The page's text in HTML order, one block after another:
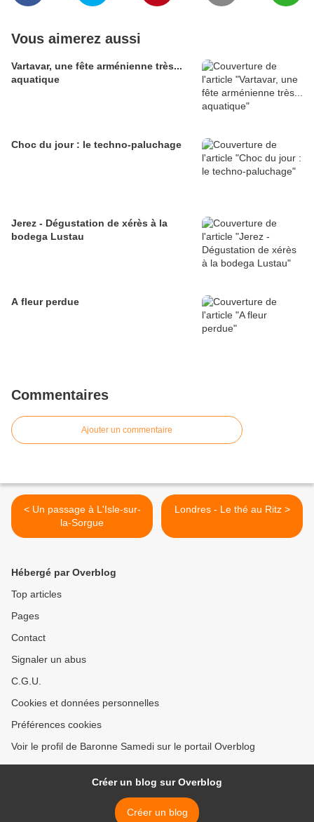
Vous aimerez aussi
Vartavar, une fête arménienne très...
aquatique
Choc du jour : le techno-paluchage
Jerez - Dégustation de xérès à la
bodega Lustau
A fleur perdue
Commentaires
Ajouter un commentaire
< Un passage à L'Isle-sur-
la-Sorgue
Londres - Le thé au Ritz >
Hébergé par Overblog
Top articles
Pages
Contact
Signaler un abus
C.G.U.
Cookies et données personnelles
Préférences cookies
Voir le profil de Baronne Samedi sur le portail Overblog
Créer un blog sur Overblog
Créer un blog